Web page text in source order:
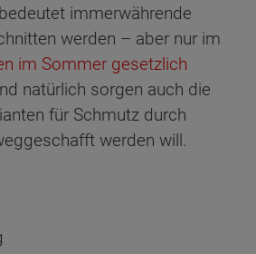
immerwährende
werden – aber nur im
im Sommer gesetzlich
natürlich sorgen auch die
für Schmutz durch
werden will.